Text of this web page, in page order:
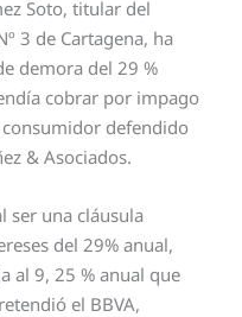
Soto, titular del
3 de Cartagena, ha
demora del 29 %
cobrar por impago
defendido
& Asociados.
ser una cláusula
del 29% anual,
al 9, 25 % anual que
el BBVA,